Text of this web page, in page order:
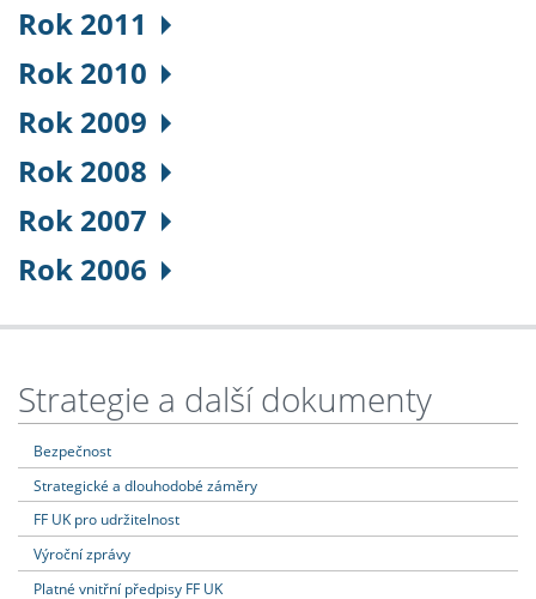
Rok 2011
Rok 2010
Rok 2009
Rok 2008
Rok 2007
Rok 2006
Strategie a další dokumenty
Bezpečnost
Strategické a dlouhodobé záměry
FF UK pro udržitelnost
Výroční zprávy
Platné vnitřní předpisy FF UK